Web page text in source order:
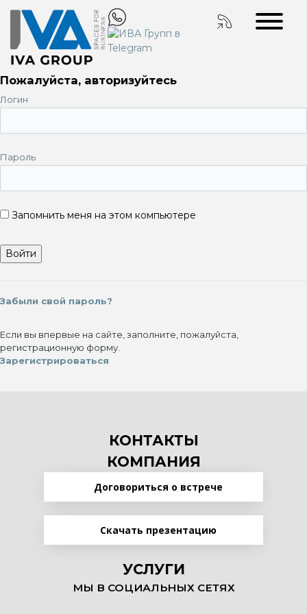
Пожалуйста, авторизуйтесь
Логин
Пароль
Запомнить меня на этом компьютере
Забыли свой пароль?
Если вы впервые на сайте, заполните, пожалуйста,
регистрационную форму.
Зарегистрироваться
КОНТАКТЫ
КОМПАНИЯ
Договориться о встрече
Скачать презентацию
УСЛУГИ
МЫ В СОЦИАЛЬНЫХ СЕТЯХ